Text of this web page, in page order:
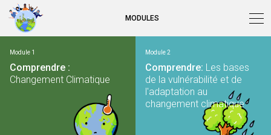
MODULES
Module 1
Comprendre :
Changement Climatique
Module 2
Comprendre: Les bases
de la vulnérabilité et de
l'adaptation au
changement climatique